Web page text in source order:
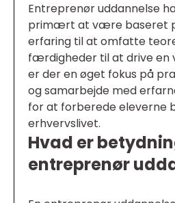
Entreprenør uddannelse
primært at være baseret
erfaring til at omfatte
færdigheder til at drive en
er der en øget fokus på
og samarbejde med
for at forberede eleverne
erhvervslivet.
Hvad er
entreprenør